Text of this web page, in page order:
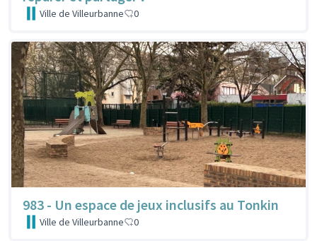
Ville de Villeurbanne 0
983 - Un espace de jeux inclusifs au Tonkin
Ville de Villeurbanne 0